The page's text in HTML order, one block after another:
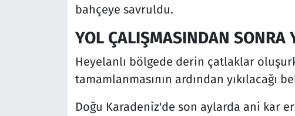
bahçeye savruldu.
YOL ÇALIŞMASINDAN SONRA
Heyelanlı bölgede derin çatlaklar
tamamlanmasının ardından yıkılacağı
Doğu Karadeniz'de son aylarda ani kar